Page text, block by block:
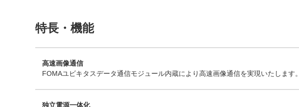
特長・機能
高速画像通信
FOMAユビキタスデータ通信モジュール内蔵により高速画像通信を実現いたします。
独立電源一体化